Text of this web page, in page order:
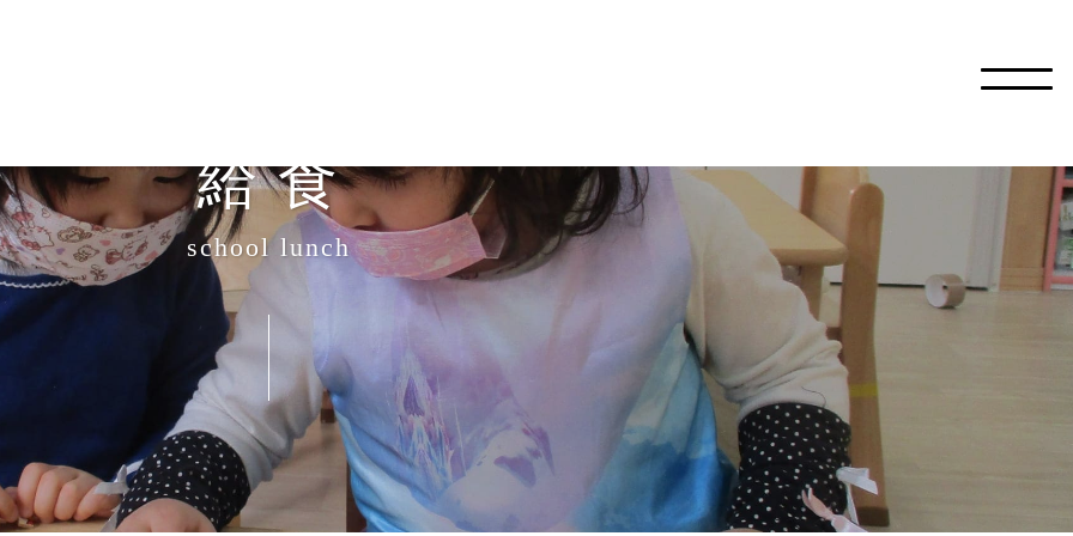
給 食
school lunch